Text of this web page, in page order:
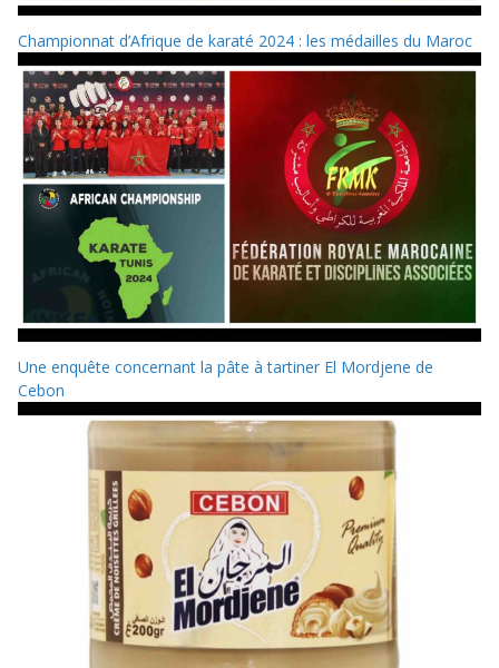
Championnat d’Afrique de karaté 2024 : les médailles du Maroc
Une enquête concernant la pâte à tartiner El Mordjene de
Cebon